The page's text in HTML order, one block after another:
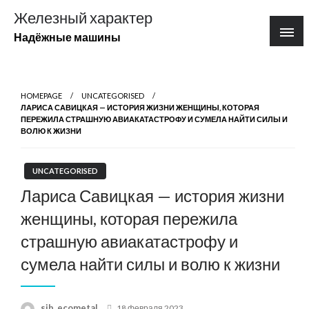
содержимому
Железный характер
Надёжные машины
HOMEPAGE
UNCATEGORISED
ЛАРИСА САВИЦКАЯ — ИСТОРИЯ ЖИЗНИ ЖЕНЩИНЫ, КОТОРАЯ
ПЕРЕЖИЛА СТРАШНУЮ АВИАКАТАСТРОФУ И СУМЕЛА НАЙТИ СИЛЫ И
ВОЛЮ К ЖИЗНИ
UNCATEGORISED
Лариса Савицкая — история жизни
женщины, которая пережила
страшную авиакатастрофу и
сумела найти силы и волю к жизни
Posted